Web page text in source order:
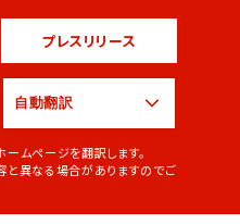
プレスリリース
ムページを翻訳します。
異なる場合がありますのでご